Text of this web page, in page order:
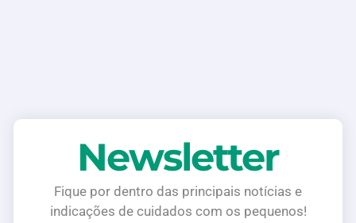
Newsletter
Fique por dentro das principais notícias e
indicações de cuidados com os pequenos!